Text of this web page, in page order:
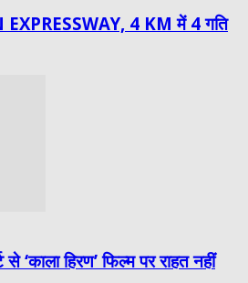
4 KM में 4 गति
से ‘काला हिरण’ फिल्म पर राहत नहीं